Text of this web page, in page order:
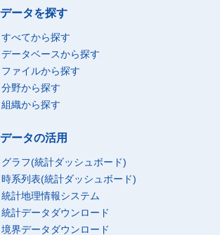
ータを探す
すべてから探す
データベースから探す
ファイルから探す
分野から探す
組織から探す
ータの活用
グラフ(統計ダッシュボード)
時系列表(統計ダッシュボード)
統計地理情報システム
統計データダウンロード
境界データダウンロード